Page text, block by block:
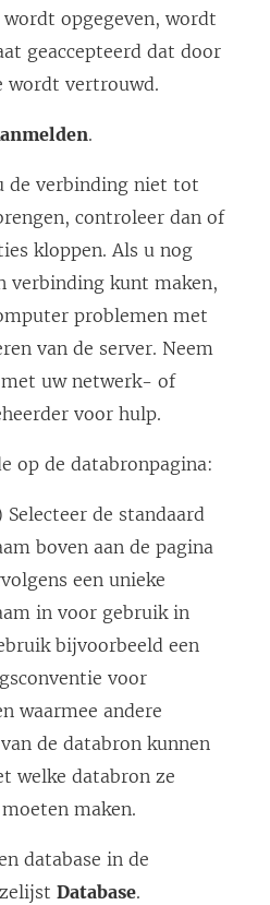
opgegeven, wordt
geaccepteerd dat door
wordt vertrouwd.
.
de verbinding niet tot
controleer dan of
kloppen. Als u nog
verbinding kunt maken,
problemen met
van de server. Neem
uw netwerk- of
voor hulp.
op de databronpagina:
Selecteer de standaard
boven aan de pagina
een unieke
in voor gebruik in
bijvoorbeeld een
voor
waarmee andere
de databron kunnen
welke databron ze
maken.
database in de
Database.